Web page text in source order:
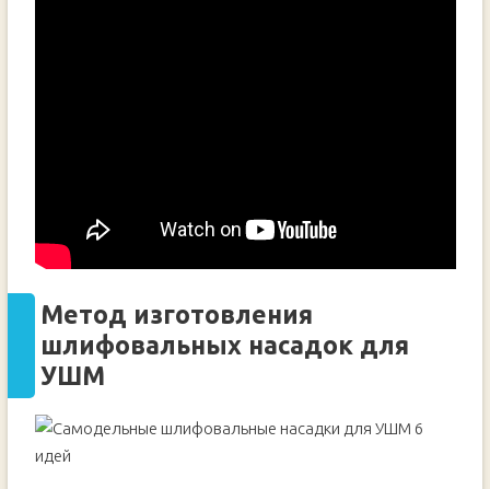
Метод изготовления
шлифовальных насадок для
УШМ